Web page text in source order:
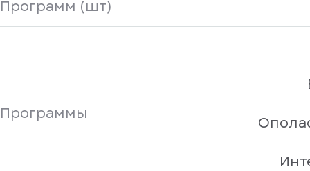
Программ (шт)
Программы